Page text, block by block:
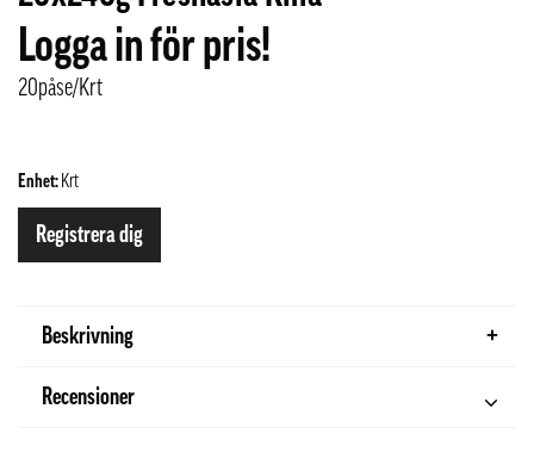
Logga in för pris!
20påse/Krt
Enhet: Krt
Registrera dig
Beskrivning
Recensioner